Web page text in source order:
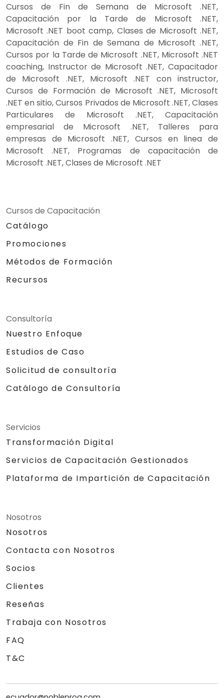
Cursos de Fin de Semana de Microsoft .NET,
Capacitación por la Tarde de Microsoft .NET,
Microsoft .NET boot camp, Clases de Microsoft .NET,
Capacitación de Fin de Semana de Microsoft .NET,
Cursos por la Tarde de Microsoft .NET, Microsoft .NET
coaching, Instructor de Microsoft .NET, Capacitador
de Microsoft .NET, Microsoft .NET con instructor,
Cursos de Formación de Microsoft .NET, Microsoft
.NET en sitio, Cursos Privados de Microsoft .NET, Clases
Particulares de Microsoft .NET, Capacitación
empresarial de Microsoft .NET, Talleres para
empresas de Microsoft .NET, Cursos en linea de
Microsoft .NET, Programas de capacitación de
Microsoft .NET, Clases de Microsoft .NET
Cursos de Capacitación
Catálogo
Promociones
Métodos de Formación
Recursos
Consultoría
Nuestro Enfoque
Estudios de Caso
Solicitud de consultoría
Catálogo de Consultoría
Servicios
Transformación Digital
Servicios de Capacitación Gestionados
Plataforma de Impartición de Capacitación
Nosotros
Nosotros
Contacta con Nosotros
Socios
Clientes
Reseñas
Trabaja con Nosotros
FAQ
T&C